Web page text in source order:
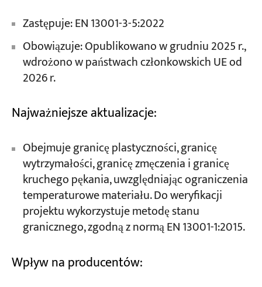
Zastępuje: EN 13001-3-5:2022
Obowiązuje: Opublikowano w grudniu 2025 r.,
wdrożono w państwach członkowskich UE od
2026 r.
Najważniejsze aktualizacje:
Obejmuje granicę plastyczności, granicę
wytrzymałości, granicę zmęczenia i granicę
kruchego pękania, uwzględniając ograniczenia
temperaturowe materiału. Do weryfikacji
projektu wykorzystuje metodę stanu
granicznego, zgodną z normą EN 13001-1:2015.
Wpływ na producentów: